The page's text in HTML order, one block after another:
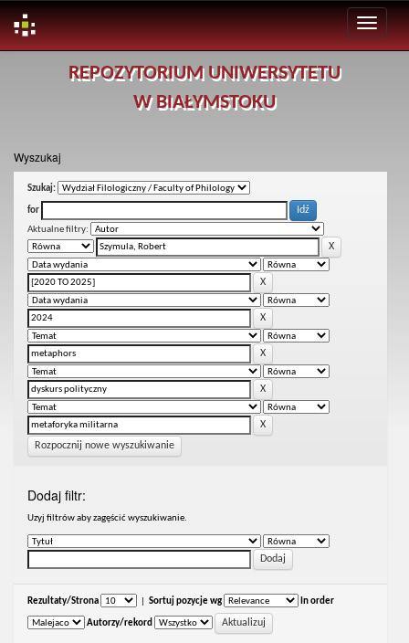
REPOZYTORIUM UNIWERSYTETU
W BIAŁYMSTOKU
Wyszukaj
Szukaj:
for
Aktualne filtry:
Rozpocznij nowe wyszukiwanie
Dodaj filtr:
Uzyj filtrów aby zagęścić wyszukiwanie.
Rezultaty/Strona Sortuj pozycje wg In order
Autorzy/rekord